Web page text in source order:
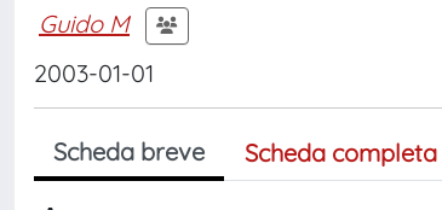
Guido M
2003-01-01
Scheda breve Scheda completa